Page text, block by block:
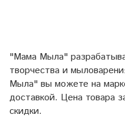
"Мама Мыла"
творчества и
Мыла" вы можете на
доставкой. Цена товара
скидки.